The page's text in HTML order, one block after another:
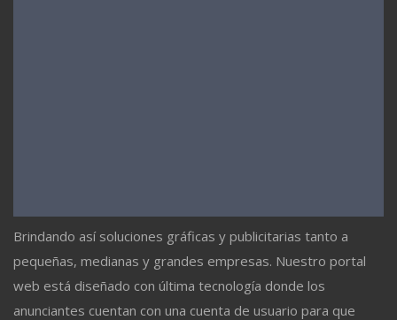
Brindando así soluciones gráficas y publicitarias tanto a
pequeñas, medianas y grandes empresas. Nuestro portal
web está diseñado con última tecnología donde los
anunciantes cuentan con una cuenta de usuario para que